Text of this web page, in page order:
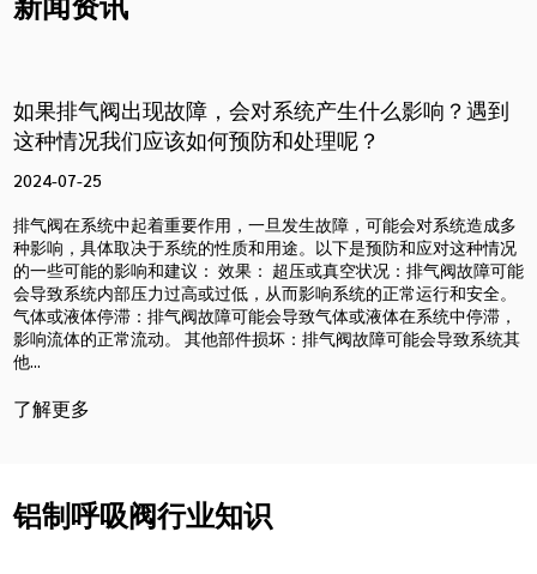
新闻资讯
如果排气阀出现故障，会对系统产生什么影响？遇到
这种情况我们应该如何预防和处理呢？
2024-07-25
排气阀在系统中起着重要作用，一旦发生故障，可能会对系统造成多
种影响，具体取决于系统的性质和用途。以下是预防和应对这种情况
的一些可能的影响和建议： 效果： 超压或真空状况：排气阀故障可能
会导致系统内部压力过高或过低，从而影响系统的正常运行和安全。
气体或液体停滞：排气阀故障可能会导致气体或液体在系统中停滞，
影响流体的正常流动。 其他部件损坏：排气阀故障可能会导致系统其
他...
了解更多
铝制呼吸阀行业知识